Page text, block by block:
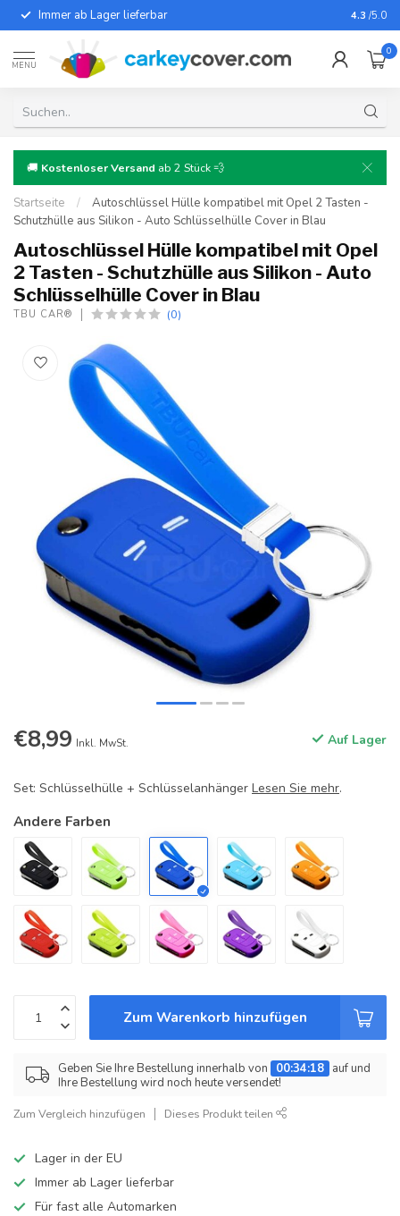
Immer ab Lager lieferbar Für fast
4.3 /5.0
MENU
0
🚚 Kostenloser Versand ab 2 Stück 💨
Startseite /
Autoschlüssel Hülle kompatibel mit Opel 2 Tasten -
Schutzhülle aus Silikon - Auto Schlüsselhülle Cover in Blau
Autoschlüssel Hülle kompatibel mit Opel
2 Tasten - Schutzhülle aus Silikon - Auto
Schlüsselhülle Cover in Blau
TBU CAR® (0)
€8,99 Inkl. MwSt. Auf Lager
Set: Schlüsselhülle + Schlüsselanhänger Lesen Sie mehr.
Andere Farben
Zum Warenkorb hinzufügen
Geben Sie Ihre Bestellung innerhalb von 00:34:18 auf und
Ihre Bestellung wird noch heute versendet!
Zum Vergleich hinzufügen Dieses Produkt teilen
Lager in der EU
Immer ab Lager lieferbar
Für fast alle Automarken